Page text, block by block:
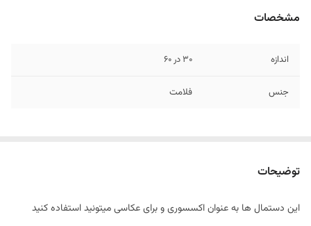
مشخصات
اندازه 30 در 60
جنس فلامت
توضیحات
این دستمال ها به عنوان اکسسوری و برای عکاسی میتونید استفاده کنید